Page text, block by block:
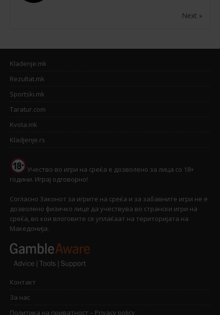
Next »
Kladenje.mk
Rezultat.mk
Sportski.mk
Taratur.com
Kvota.mk
Kladjenje.rs
Учество во игри на среќа е дозволено за лица со 18+
години. Играј одговорно!
Согласно Законот за игрите на среќа и за забавните игри не е
дозволено физичко лице да учествува во странски игри на
среќа, во кои влоговите се уплаќаат на територијата на
Македонија.
Контакт
За нас
Политика на приватност – Privacy policy